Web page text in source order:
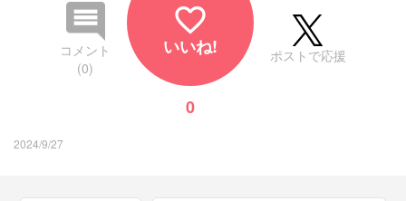
コメント
(0)
favorite_border
いいね!
0
ポストで応援
2024/9/27